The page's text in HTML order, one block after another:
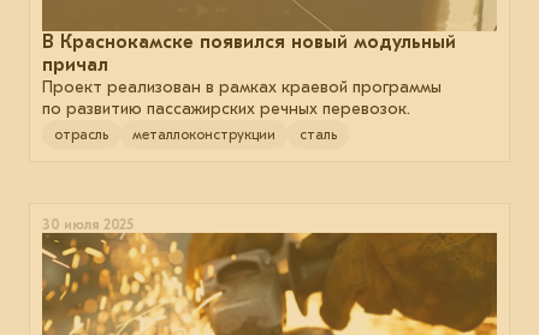
В Краснокамске появился новый модульный
причал
Проект реализован в рамках краевой программы
по развитию пассажирских речных перевозок.
отрасль металлоконструкции сталь
30 июля 2025